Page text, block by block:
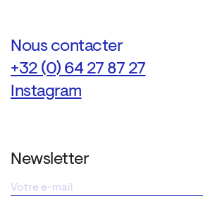
Nous contacter
+32 (0) 64 27 87 27
Instagram
Newsletter